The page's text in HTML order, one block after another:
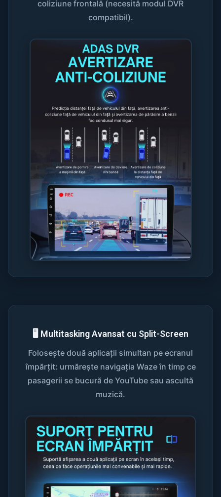
coliziune frontală (necesită modul DVR
compatibil).
🖥️ Multitasking Avansat cu Split-Screen
Folosește două aplicații simultan pe ecranul
împărțit: urmărește navigația Waze în timp ce
pasagerii se bucură de YouTube sau ascultă
muzică.